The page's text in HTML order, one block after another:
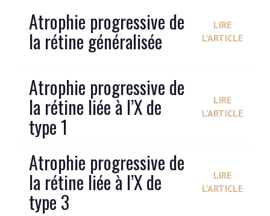
Atrophie progressive de
la rétine généralisée
LIRE
L'ARTICLE
Atrophie progressive de
la rétine liée à l’X de
type 1
LIRE
L'ARTICLE
Atrophie progressive de
la rétine liée à l’X de
type 3
LIRE
L'ARTICLE